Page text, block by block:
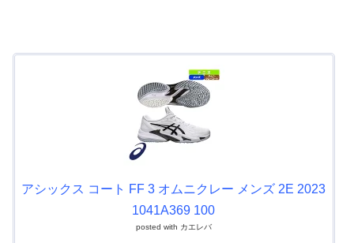
アシックス コート FF 3 オムニクレー メンズ 2E 2023
1041A369 100
posted with カエレバ